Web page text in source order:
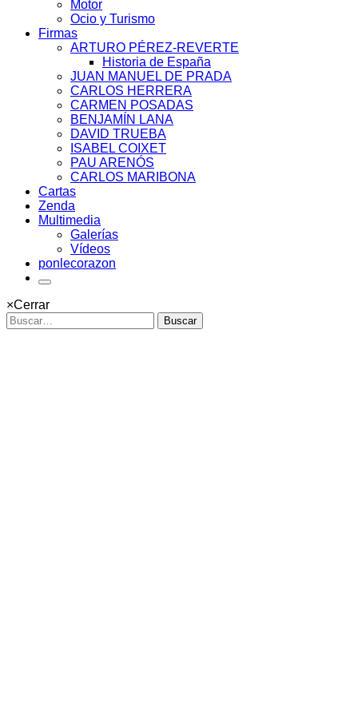
Motor
Ocio y Turismo
Firmas
ARTURO PÉREZ-REVERTE
Historia de España
JUAN MANUEL DE PRADA
CARLOS HERRERA
CARMEN POSADAS
BENJAMÍN LANA
DAVID TRUEBA
ISABEL COIXET
PAU ARENÓS
CARLOS MARIBONA
Cartas
Zenda
Multimedia
Galerías
Vídeos
ponlecorazon
×Cerrar
Buscar